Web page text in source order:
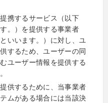
携するサービス（以下
。）を提供する事業者
いいます。）に対し、ユ
するため、ユーザーの同
ユーザー情報を提供する
供するために、当事業者
ムがある場合には当該決